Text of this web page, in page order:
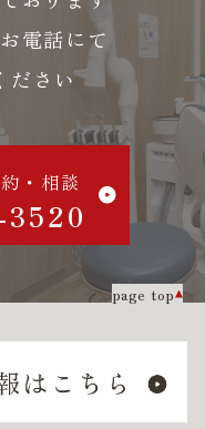
電話にて
ださい
・相談
page top